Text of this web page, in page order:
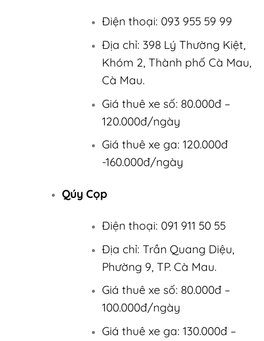
Điện thoại: 093 955 59 99
Địa chỉ: 398 Lý Thường Kiệt,
Khóm 2, Thành phố Cà Mau,
Cà Mau.
Giá thuê xe số: 80.000đ –
120.000đ/ngày
Giá thuê xe ga: 120.000đ
-160.000đ/ngày
Qúy Cọp
Điện thoại: 091 911 50 55
Địa chỉ: Trần Quang Diệu,
Phường 9, TP. Cà Mau.
Giá thuê xe số: 80.000đ –
100.000đ/ngày
Giá thuê xe ga: 130.000đ –